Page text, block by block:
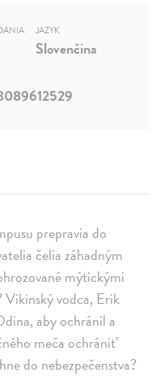
prepravia do
čelia záhadným
mýtickými
Vikinský vodca, Erik
aby ochránil a
meča ochrániť
do nebezpečenstva?
JAZYK
Slovenčina